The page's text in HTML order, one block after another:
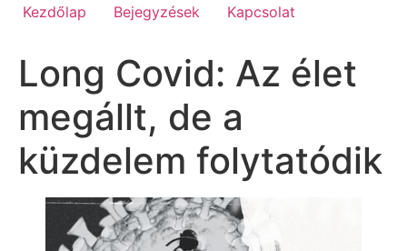
Kezdőlap Bejegyzések Kapcsolat
Long Covid: Az élet
megállt, de a
küzdelem folytatódik